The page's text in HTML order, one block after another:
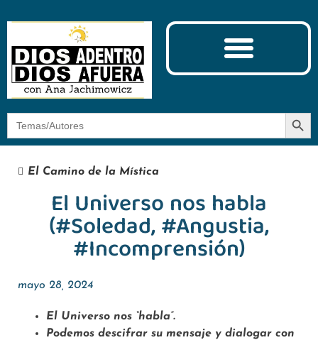
Botón
El Camino de la Mística
El Universo nos habla
(#Soledad, #Angustia,
#Incomprensión)
mayo 28, 2024
El Universo nos “habla”.
Podemos descifrar su mensaje y dialogar con